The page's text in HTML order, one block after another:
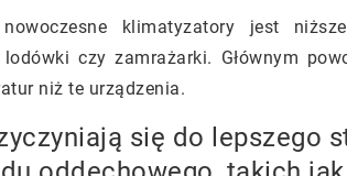
klimatyzatory jest
lodówki czy zamrażarki. Głównym
niż te urządzenia.
się do lepszego